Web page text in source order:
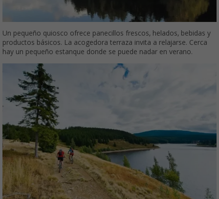
Un pequeño quiosco ofrece panecillos frescos, helados, bebidas y
productos básicos. La acogedora terraza invita a relajarse. Cerca
hay un pequeño estanque donde se puede nadar en verano.